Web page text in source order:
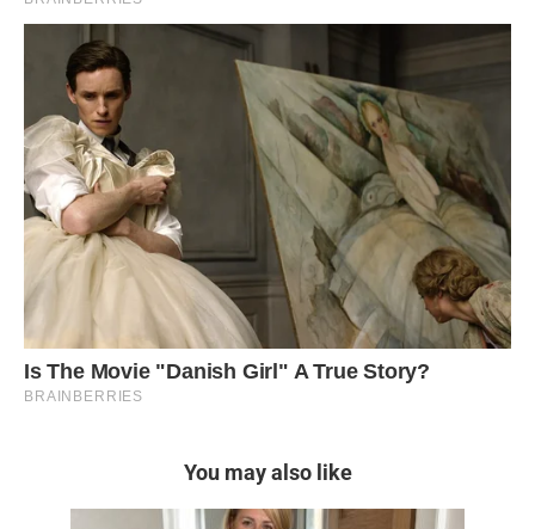
You may also like